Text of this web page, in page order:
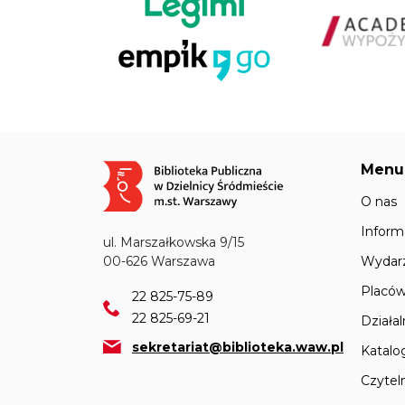
Obraz
ul. Marszałkowska 9/15
00-626 Warszawa
22 825-75-89
22 825-69-21
sekretariat@biblioteka.waw.pl
Menu
O nas